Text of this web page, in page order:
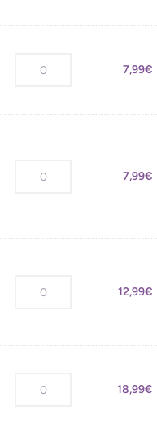
7,99€
7,99€
12,99€
18,99€